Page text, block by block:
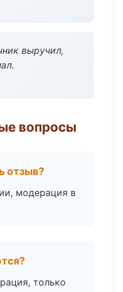
выручил,
вопросы
отзыв?
модерация в
только